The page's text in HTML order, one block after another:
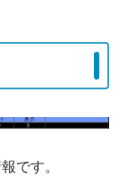
です。